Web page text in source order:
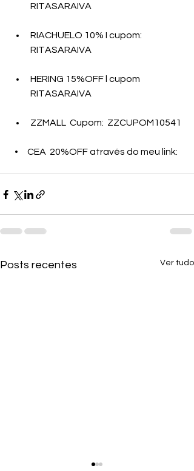
RITASARAIVA
RIACHUELO 10% I cupom:
RITASARAIVA
HERING 15%OFF l cupom
RITASARAIVA
ZZMALL  Cupom:  ZZCUPOM10541
  •     CEA  20%OFF através do meu link:
Posts recentes Ver tudo